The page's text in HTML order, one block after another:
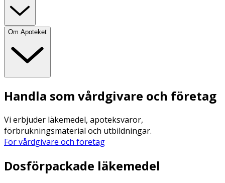
Om Apoteket
Handla som vårdgivare och företag
Vi erbjuder läkemedel, apoteksvaror,
förbrukningsmaterial och utbildningar.
För vårdgivare och företag
Dosförpackade läkemedel